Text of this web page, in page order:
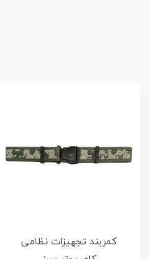
کمربند تجهیزات نظامی